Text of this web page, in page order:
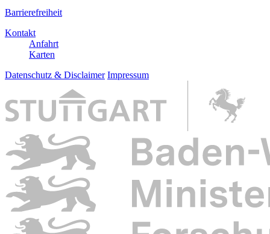
Barrierefreiheit
Kontakt
Anfahrt
Karten
Datenschutz & Disclaimer Impressum